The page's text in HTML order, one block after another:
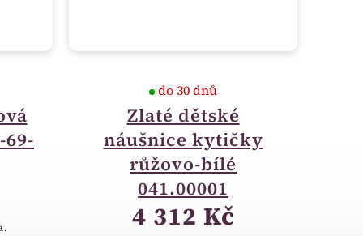
Zlaté dětské
náušnice kytičky
růžovo-bílé
041.00001
do 30 dnů
4 312 Kč